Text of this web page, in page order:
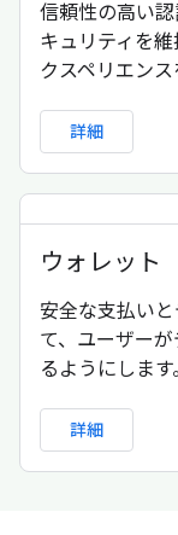
信頼性の高い
キュリティを
クスペリエンス
詳細
ウォレット
安全な支払い
て、ユーザー
るようにします
詳細